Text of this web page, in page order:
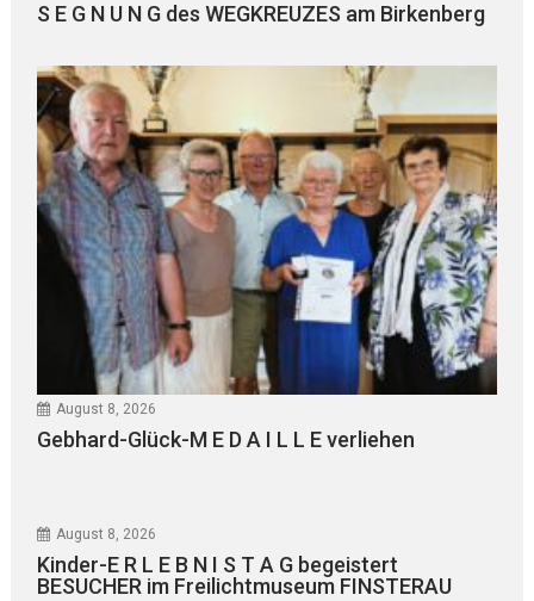
S E G N U N G des WEGKREUZES am Birkenberg
August 8, 2026
Gebhard-Glück-M E D A I L L E verliehen
August 8, 2026
Kinder-E R L E B N I S T A G begeistert
BESUCHER im Freilichtmuseum FINSTERAU